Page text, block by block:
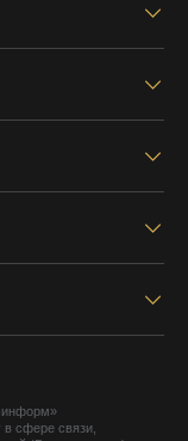
в сфере связи,